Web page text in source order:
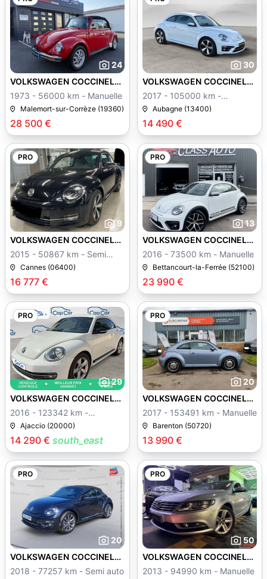
24
28 500 €
VOLKSWAGEN COCCINELLE
II
1973 - 56000 km - Manuelle
Malemort-sur-Corrèze (19360)
30
14 490 €
VOLKSWAGEN COCCINELLE
II
2017 - 105000 km -
Manuelle
Aubagne (13400)
PRO
9
16 777 €
VOLKSWAGEN COCCINELLE
II
2015 - 50867 km - Semi
autoCannes (06400)
PRO
13
23 990 €
VOLKSWAGEN COCCINELLE
II
2016 - 73500 km - Manuelle
Bettancourt-la-Ferrée (52100)
PRO
29
14 290 € south_east
VOLKSWAGEN COCCINELLE
II
2016 - 123342 km -
Manuelle
Ajaccio (20000)
PRO
20
13 990 €
VOLKSWAGEN COCCINELLE
II
2017 - 153491 km - Manuelle
Barenton (50720)
PRO
20
VOLKSWAGEN COCCINELLE
II
2018 - 77257 km - Semi auto
PRO
50
VOLKSWAGEN COCCINELLE
II
2013 - 94990 km - Manuelle